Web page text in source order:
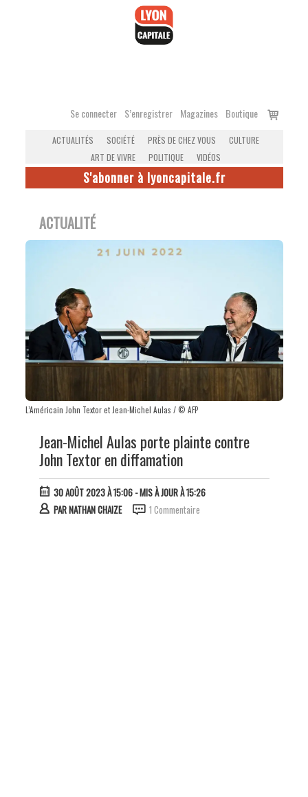
Se connecter S’enregistrer Magazines Boutique
Voir
ACTUALITÉS SOCIÉTÉ PRÈS DE CHEZ VOUS
CULTURE
ART DE VIVRE
POLITIQUE VIDÉOS
S'abonner à lyoncapitale.fr
ACTUALITÉ
L’Américain John Textor et Jean-Michel Aulas / © AFP
Jean-Michel Aulas porte plainte contre
John Textor en diffamation
30 AOÛT 2023 À 15:06- MIS À JOUR À 15:26
PARNATHAN CHAIZE 1 Commentaire